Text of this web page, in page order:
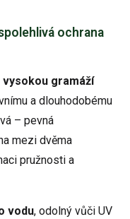
ochrana
vysokou gramáží
a dlouhodobému
– pevná
mezi dvěma
pružnosti a
vodu, odolný vůči UV